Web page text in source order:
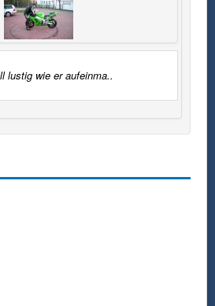
lustig wie er aufeinma..